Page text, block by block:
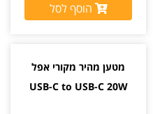
הוסף לסל
מטען מהיר מקורי אפל
USB-C to USB-C 20W